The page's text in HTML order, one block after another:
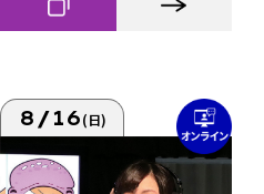
8/16(日)